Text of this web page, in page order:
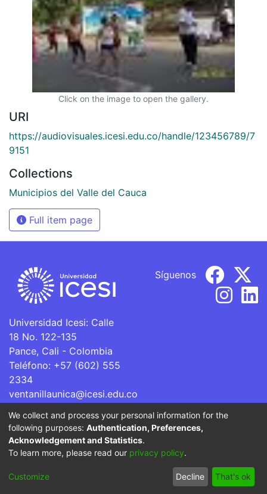
Click on the image to open the gallery.
URI
https://audiovisuales.icesi.edu.co/handle/123456789/7
9151
Collections
Municipios del Valle del Cauca
Full item page
Universidad Icesi: Calle
18 No. 122-135
Pance, Cali - Colombia
Teléfono: +57 (602) 555
2334
ventanillaunica@icesi.edu.co
Síguenos
La Universidad Icesi es una Institución de Educación
Superior que se encuentra sujeta a inspección y vigilancia
por parte del Ministerio de Educación Nacional.
Cookie
End User
Agreement
Send
Feedback
We collect and process your personal information for the
following purposes: Authentication, Preferences,
Acknowledgement and Statistics.
To learn more, please read our privacy policy.
Customize Decline That's ok